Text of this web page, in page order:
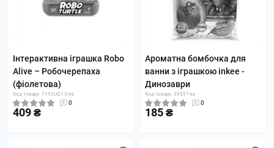
Інтерактивна іграшка Robo
Alive – Робочерепаха
(фіолетова)
Код товару: 7192UQ1-2-ks
0
409 ₴
Ароматна бомбочка для
ванни з іграшкою inkee -
Динозаври
Код товару: 35597-ks
0
185 ₴